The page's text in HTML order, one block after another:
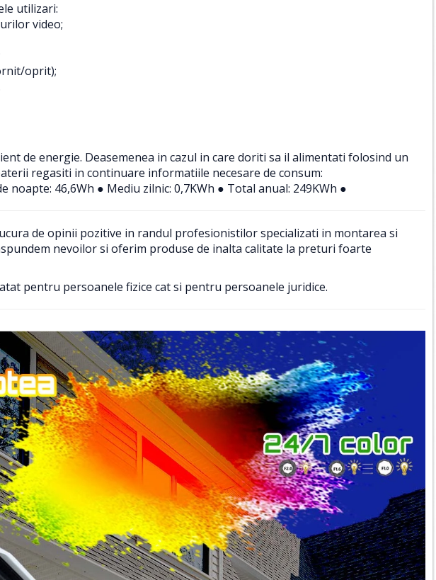
utilizari:
video;
oprit);
de energie. Deasemenea in cazul in care doriti sa il alimentati folosind un
regasiti in continuare informatiile necesare de consum:
noapte: 46,6Wh ● Mediu zilnic: 0,7KWh ● Total anual: 249KWh ●
de opinii pozitive in randul profesionistilor specializati in montarea si
nevoilor si oferim produse de inalta calitate la preturi foarte
pentru persoanele fizice cat si pentru persoanele juridice.